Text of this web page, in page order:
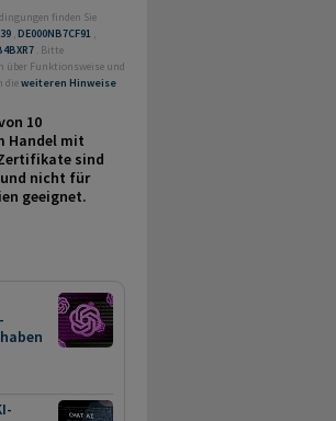
finden Sie
,DE000NB7CF91 ,
. Bitte
über Funktionsweise und
dieweiteren Hinweise
10
Handel mit
sind
nicht für
geeignet.